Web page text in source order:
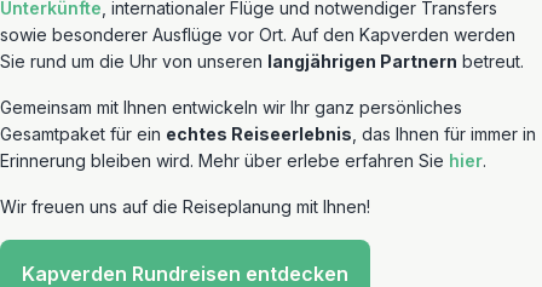
Unterkünfte , internationaler Flüge und notwendiger Transfers
sowie besonderer Ausflüge vor Ort. Auf den Kapverden werden
Sie rund um die Uhr von unseren langjährigen Partnern betreut.
Gemeinsam mit Ihnen entwickeln wir Ihr ganz persönliches
Gesamtpaket für ein echtes Reiseerlebnis , das Ihnen für immer in
Erinnerung bleiben wird. Mehr über erlebe erfahren Sie hier.
Wir freuen uns auf die Reiseplanung mit Ihnen!
Kapverden Rundreisen entdecken